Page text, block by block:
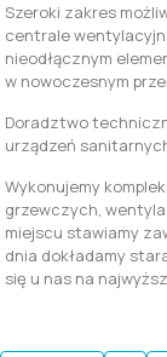
Szeroki zakres
centrale
nieodłącznym
w nowoczesnym
Doradztwo
urządzeń
Wykonujemy
grzewczych,
miejscu stawiamy
dnia dokładamy
się u nas na